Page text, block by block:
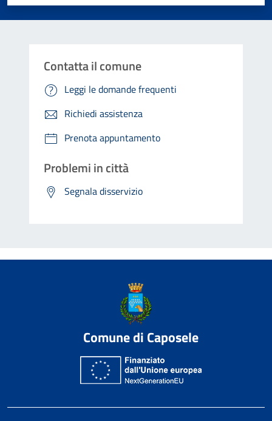
Contatta il comune
Leggi le domande frequenti
Richiedi assistenza
Prenota appuntamento
Problemi in città
Segnala disservizio
Comune di Caposele